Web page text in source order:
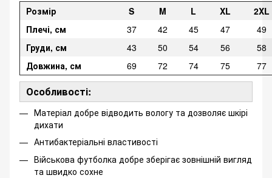
Розмір S M L XL
2XL
Плечі, см
37 42 45 47
49
Груди, см
43 50 54 56
58
Довжина, см
69 72 74 75 77
Особливості:
Матеріал добре відводить вологу та дозволяє шкірі
дихати
Антибактеріальні властивості
Військова футболка добре зберігає зовнішній вигляд
та швидко сохне